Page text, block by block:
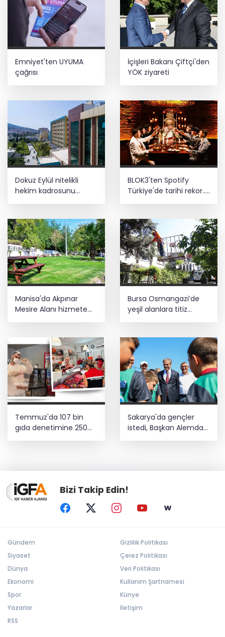
Emniyet'ten UYUMA
çağrısı
İçişleri Bakanı Çiftçi'den
YÖK ziyareti
Dokuz Eylül nitelikli
hekim kadrosunu
BLOK3'ten Spotify
Türkiye'de tarihi rekor...
Manisa'da Akpınar
Mesire Alanı hizmete
açılıyor
Bursa Osmangazi’de
yeşil alanlara titiz
koruma
Temmuz'da 107 bin
gıda denetimine 250
milyon TL ceza kesildi
Sakarya'da gençler
istedi, Başkan Alemdar
talimat verdi
Bizi Takip Edin!
Gündem
Siyaset
Dünya
Ekonomi
Spor
Yazarlar
RSS
Gizlilik Politikası
Çerez Politikası
Veri Politikası
Kullanım Şartnamesi
Künye
İletişim